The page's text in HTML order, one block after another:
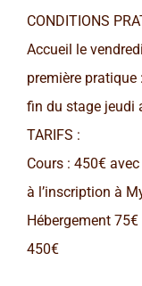
CONDITIONS
Accueil le
première pratique
fin du stage jeudi
TARIFS :
Cours : 450€
à l’inscription à
Hébergement
450€